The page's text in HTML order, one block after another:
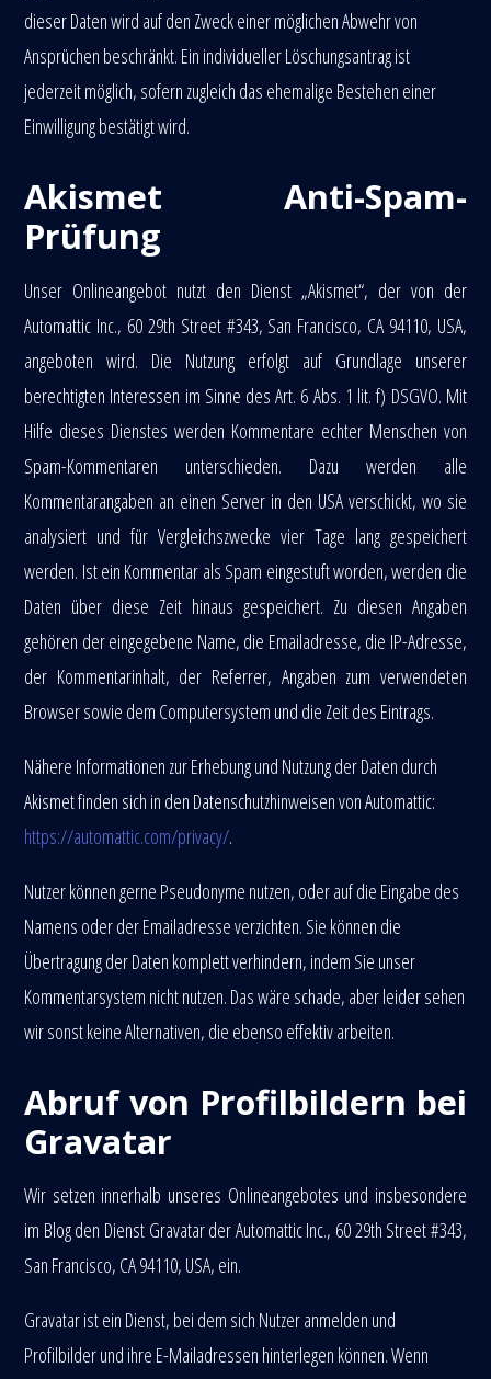
dieser Daten wird auf den Zweck einer möglichen Abwehr von
Ansprüchen beschränkt. Ein individueller Löschungsantrag ist
jederzeit möglich, sofern zugleich das ehemalige Bestehen einer
Einwilligung bestätigt wird.
Akismet Anti-Spam-
Prüfung
Unser Onlineangebot nutzt den Dienst „Akismet“, der von der
Automattic Inc., 60 29th Street #343, San Francisco, CA 94110, USA,
angeboten wird. Die Nutzung erfolgt auf Grundlage unserer
berechtigten Interessen im Sinne des Art. 6 Abs. 1 lit. f) DSGVO. Mit
Hilfe dieses Dienstes werden Kommentare echter Menschen von
Spam-Kommentaren unterschieden. Dazu werden alle
Kommentarangaben an einen Server in den USA verschickt, wo sie
analysiert und für Vergleichszwecke vier Tage lang gespeichert
werden. Ist ein Kommentar als Spam eingestuft worden, werden die
Daten über diese Zeit hinaus gespeichert. Zu diesen Angaben
gehören der eingegebene Name, die Emailadresse, die IP-Adresse,
der Kommentarinhalt, der Referrer, Angaben zum verwendeten
Browser sowie dem Computersystem und die Zeit des Eintrags.
Nähere Informationen zur Erhebung und Nutzung der Daten durch
Akismet finden sich in den Datenschutzhinweisen von Automattic:
https://automattic.com/privacy/.
Nutzer können gerne Pseudonyme nutzen, oder auf die Eingabe des
Namens oder der Emailadresse verzichten. Sie können die
Übertragung der Daten komplett verhindern, indem Sie unser
Kommentarsystem nicht nutzen. Das wäre schade, aber leider sehen
wir sonst keine Alternativen, die ebenso effektiv arbeiten.
Abruf von Profilbildern bei
Gravatar
Wir setzen innerhalb unseres Onlineangebotes und insbesondere
im Blog den Dienst Gravatar der Automattic Inc., 60 29th Street #343,
San Francisco, CA 94110, USA, ein.
Gravatar ist ein Dienst, bei dem sich Nutzer anmelden und
Profilbilder und ihre E-Mailadressen hinterlegen können. Wenn